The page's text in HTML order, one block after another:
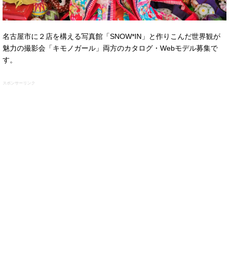
名古屋市に２店を構える写真館「SNOW*IN」と作りこんだ世界観が
魅力の撮影会「キモノガール」両方のカタログ・Webモデル募集で
す。
スポンサーリンク